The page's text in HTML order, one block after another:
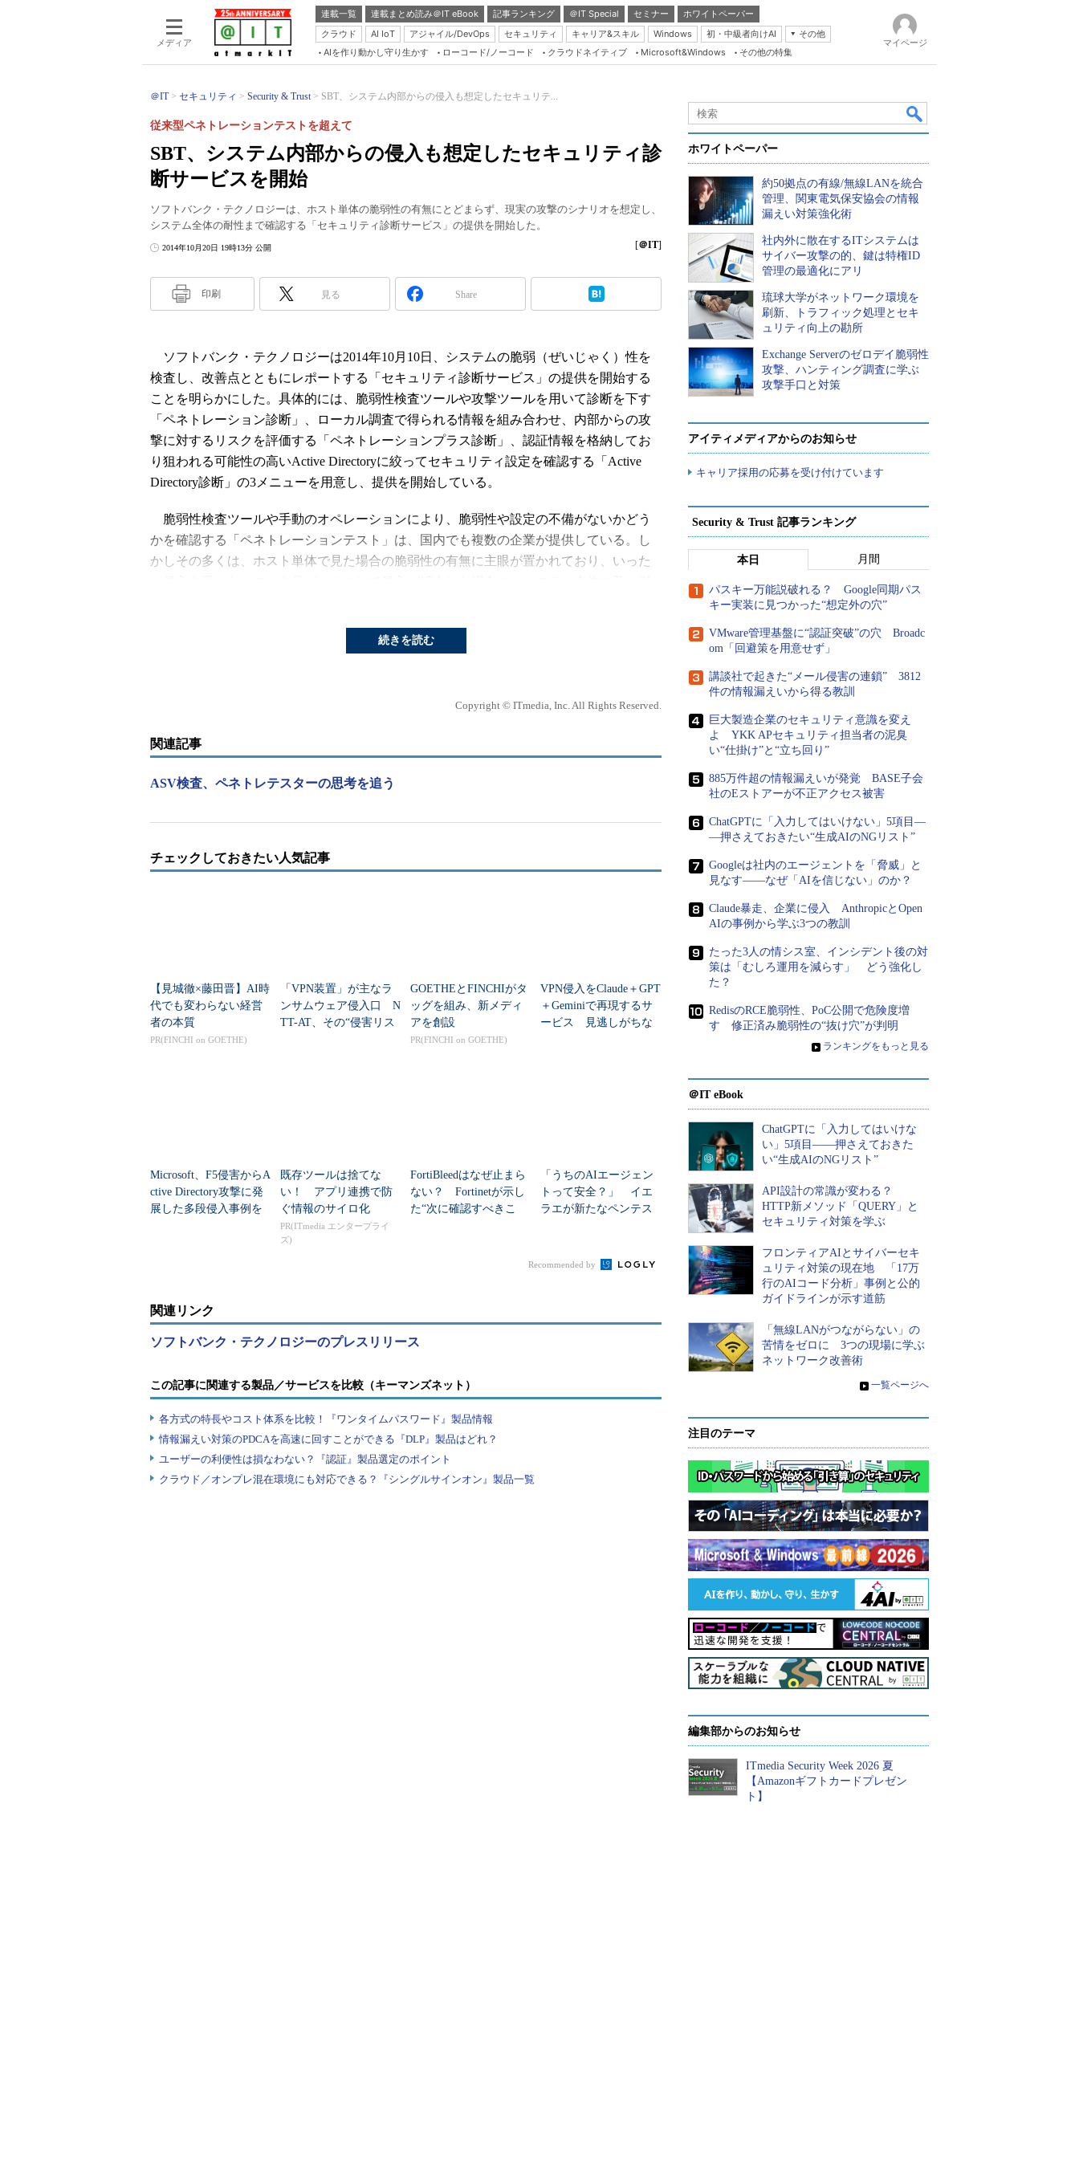
メディア
連載一覧 連載まとめ読み＠IT eBook 記事ランキング ＠IT Special セミナー
ホワイトペーパー
クラウド
AI IoT アジャイル/DevOps セキュリティ キャリア&スキル Windows 初・中級者向けAI
その他
Server & Storage
Java Agile
Database Expert
Linux ＆ OSS
Master of IP Network
Security & Trust
AIを作り動かし守り生かす ローコード/ノーコード クラウドネイティブ Microsoft&Windows その他の特集
マイページ
＠IT セキュリティ Security & Trust SBT、システム内部からの侵入も想定したセキュリテ...
SBT、システム内部からの侵入も想定したセキュリティ診
断サービスを開始
従来型ペネトレーションテストを超えて
ソフトバンク・テクノロジーは、ホスト単体の脆弱性の有無にとどまらず、現実の攻撃のシナリオを想定し、
システム全体の耐性まで確認する「セキュリティ診断サービス」の提供を開始した。
2014年10月20日 19時13分 公開 [＠IT]
印刷 見る Share
ソフトバンク・テクノロジーは2014年10月10日、システムの脆弱（ぜいじゃく）性を
検査し、改善点とともにレポートする「セキュリティ診断サービス」の提供を開始する
ことを明らかにした。具体的には、脆弱性検査ツールや攻撃ツールを用いて診断を下す
「ペネトレーション診断」、ローカル調査で得られる情報を組み合わせ、内部からの攻
撃に対するリスクを評価する「ペネトレーションプラス診断」、認証情報を格納してお
り狙われる可能性の高いActive Directoryに絞ってセキュリティ設定を確認する「Active
Directory診断」の3メニューを用意し、提供を開始している。
脆弱性検査ツールや手動のオペレーションにより、脆弱性や設定の不備がないかどう
かを確認する「ペネトレーションテスト」は、国内でも複数の企業が提供している。し
かしその多くは、ホスト単体で見た場合の脆弱性の有無に主眼が置かれており、いった
また、脆弱性の有無と、実際に攻撃が可能かどうかは別の問題だ。脆弱性が存在して
撃コードが流通しており、しかも実システムがその影響を受けることが明らかであれ
ソフトバンク・テクノロジーのセキュリティ診断サービスは、ペネトレーションテス
トにおけるこれまでの課題を反映した内容になっているという。
システム情報を収集するとともに、設定不備やソフトウェアの欠陥を狙った攻撃コード
「見つかった脆弱性をただ羅列するのではなく、実際に侵入を試行することで、どの
問題が本当に深刻なのか、重み付けした形で提示できる」と同社は説明している。
2つめのペネトレーションプラス診断サービスでは、リモートからだけでなく、ローカ
や侵入拡大に対するリスクを評価できることが特徴だ。HeartbleedやShellshock、あるいは
Apache Strutsなど、最近発覚した脆弱性は影響範囲が大きい上、実際にどんな影響を受け
るかを見極めるのが難しいものが多い。「最近の脆弱性の複雑さや攻撃の傾向を考える
と、中から見る方がしっかり、しかも効率的に検査できる」と同社は説明している。
うかを確認するものだ。マイクロソフトがまとめた基準で監査を実施する。
続きを読む
Copyright © ITmedia, Inc. All Rights Reserved.
関連記事
ASV検査、ペネトレテスターの思考を追う
チェックしておきたい人気記事
【見城徹×藤田晋】AI時
代でも変わらない経営
者の本質
PR(FINCHI on GOETHE)
「VPN装置」が主なラ
ンサムウェア侵入口 N
TT-AT、その“侵害リス
GOETHEとFINCHIがタ
ッグを組み、新メディ
アを創設
PR(FINCHI on GOETHE)
VPN侵入をClaude＋GPT
＋Geminiで再現するサ
ービス 見逃しがちな
Microsoft、F5侵害からA
ctive Directory攻撃に発
展した多段侵入事例を
既存ツールは捨てな
い！ アプリ連携で防
ぐ情報のサイロ化
PR(ITmedia エンタープライ
ズ)
FortiBleedはなぜ止まら
ない？ Fortinetが示し
た“次に確認すべきこ
「うちのAIエージェン
トって安全？」 イエ
ラエが新たなペンテス
Recommended by
関連リンク
ソフトバンク・テクノロジーのプレスリリース
この記事に関連する製品／サービスを比較（キーマンズネット）
各方式の特長やコスト体系を比較！『ワンタイムパスワード』製品情報
情報漏えい対策のPDCAを高速に回すことができる『DLP』製品はどれ？
ユーザーの利便性は損なわない？『認証』製品選定のポイント
クラウド／オンプレ混在環境にも対応できる？『シングルサインオン』製品一覧
ホワイトペーパー
約50拠点の有線/無線LANを統合
管理、関東電気保安協会の情報
漏えい対策強化術
社内外に散在するITシステムは
サイバー攻撃の的、鍵は特権ID
管理の最適化にアリ
琉球大学がネットワーク環境を
刷新、トラフィック処理とセキ
ュリティ向上の勘所
Exchange Serverのゼロデイ脆弱性
攻撃、ハンティング調査に学ぶ
攻撃手口と対策
アイティメディアからのお知らせ
キャリア採用の応募を受け付けています
Security & Trust 記事ランキング
本日 月間
パスキー万能説破れる？ Google同期パス
キー実装に見つかった“想定外の穴”
VMware管理基盤に“認証突破”の穴 Broadc
om「回避策を用意せず」
講談社で起きた“メール侵害の連鎖” 3812
件の情報漏えいから得る教訓
巨大製造企業のセキュリティ意識を変え
よ YKK APセキュリティ担当者の泥臭
い“仕掛け”と“立ち回り”
885万件超の情報漏えいが発覚 BASE子会
社のEストアーが不正アクセス被害
ChatGPTに「入力してはいけない」5項目―
―押さえておきたい“生成AIのNGリスト”
Googleは社内のエージェントを「脅威」と
見なす――なぜ「AIを信じない」のか？
Claude暴走、企業に侵入 AnthropicとOpen
AIの事例から学ぶ3つの教訓
たった3人の情シス室、インシデント後の対
策は「むしろ運用を減らす」 どう強化し
た？
RedisのRCE脆弱性、PoC公開で危険度増
す 修正済み脆弱性の“抜け穴”が判明
» ランキングをもっと見る
＠IT eBook
ChatGPTに「入力してはいけな
い」5項目――押さえておきた
い“生成AIのNGリスト”
API設計の常識が変わる？
HTTP新メソッド「QUERY」と
セキュリティ対策を学ぶ
フロンティアAIとサイバーセキ
ュリティ対策の現在地 「17万
行のAIコード分析」事例と公的
ガイドラインが示す道筋
「無線LANがつながらない」の
苦情をゼロに 3つの現場に学ぶ
ネットワーク改善術
» 一覧ページへ
注目のテーマ
編集部からのお知らせ
ITmedia Security Week 2026 夏
【Amazonギフトカードプレゼン
ト】